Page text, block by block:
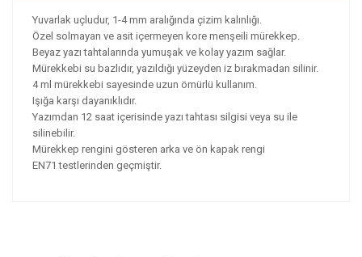
Yuvarlak uçludur, 1-4 mm aralığında çizim kalınlığı.
Özel solmayan ve asit içermeyen kore menşeili mürekkep.
Beyaz yazı tahtalarında yumuşak ve kolay yazım sağlar.
Mürekkebi su bazlıdır, yazıldığı yüzeyden iz bırakmadan silinir.
4 ml mürekkebi sayesinde uzun ömürlü kullanım.
Işığa karşı dayanıklıdır.
Yazımdan 12 saat içerisinde yazı tahtası silgisi veya su ile
silinebilir.
Mürekkep rengini gösteren arka ve ön kapak rengi
EN71 testlerinden geçmiştir.